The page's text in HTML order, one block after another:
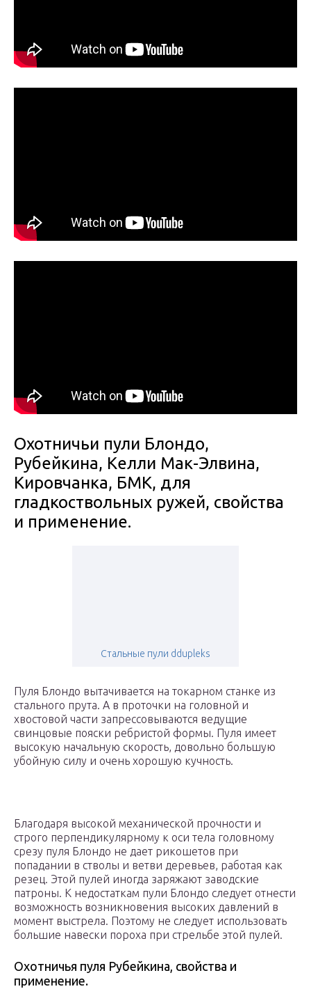
Охотничьи пули Блондо,
Рубейкина, Келли Мак-Элвина,
Кировчанка, БМК, для
гладкоствольных ружей, свойства
и применение.
Стальные пули ddupleks
Пуля Блондо вытачивается на токарном станке из
стального прута. А в проточки на головной и
хвостовой части запрессовываются ведущие
свинцовые пояски ребристой формы. Пуля имеет
высокую начальную скорость, довольно большую
убойную силу и очень хорошую кучность.
Благодаря высокой механической прочности и
строго перпендикулярному к оси тела головному
срезу пуля Блондо не дает рикошетов при
попадании в стволы и ветви деревьев, работая как
резец. Этой пулей иногда заряжают заводские
патроны. К недостаткам пули Блондо следует отнести
возможность возникновения высоких давлений в
момент выстрела. Поэтому не следует использовать
большие навески пороха при стрельбе этой пулей.
Охотничья пуля Рубейкина, свойства и
применение.